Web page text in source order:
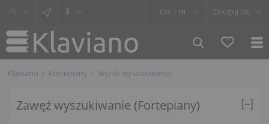
$ Cm / In Zaloguj się
Klaviano Fortepiany Wynik wyszukiwania
Zawęź wyszukiwanie (Fortepiany)